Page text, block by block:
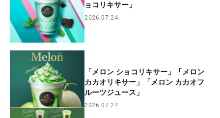
ョコリキサー」
2026.07.24
「メロン ショコリキサー」「メロン
カカオリキサー」「メロン カカオフ
ルーツジュース」
2026.07.24